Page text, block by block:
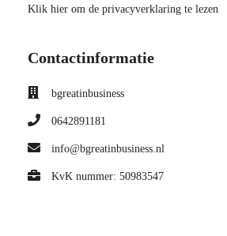
Klik hier om de privacyverklaring te lezen
Contactinformatie
bgreatinbusiness
0642891181
info@bgreatinbusiness.nl
KvK nummer: 50983547